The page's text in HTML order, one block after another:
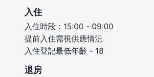
入住
入住時段：15:00 - 09:00
提前入住需視供應情況
入住登記最低年齡 - 18
退房